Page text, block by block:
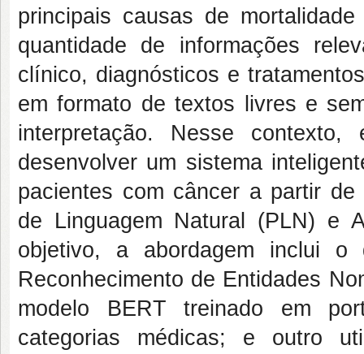
principais causas de
quantidade de informações
clínico, diagnósticos e
em formato de textos livres e
interpretação. Nesse
desenvolver um sistema
pacientes com câncer a partir
de Linguagem Natural (PLN) e
objetivo, a abordagem inclui o
Reconhecimento de Entidades
modelo BERT treinado em
categorias médicas; e outro